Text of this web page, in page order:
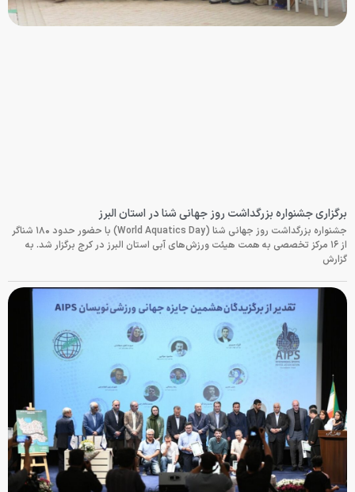
برگزاری جشنواره بزرگداشت روز جهانی شنا در استان البرز
جشنواره بزرگداشت روز جهانی شنا (World Aquatics Day) با حضور حدود ۱۸۰ شناگر
از ۱۶ مرکز تخصصی به همت هیئت ورزش‌های آبی استان البرز در کرج برگزار شد. به
گزارش